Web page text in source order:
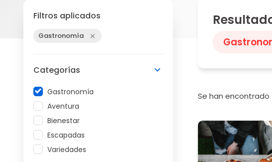
Filtros aplicados
Gastronomía
Categorías
Gastronomía
Aventura
Bienestar
Escapadas
Variedades
Se han encontrado